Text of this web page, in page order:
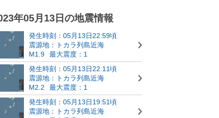
年05月13日の地震情報
発生時刻：05月13日22:59頃
震源地：トカラ列島近海
M1.9
最大震度：1
発生時刻：05月13日22:11頃
震源地：トカラ列島近海
M2.2
最大震度：1
発生時刻：05月13日19:51頃
震源地：トカラ列島近海